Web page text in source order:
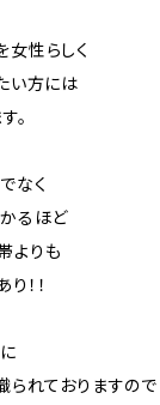
性らしく
い方には
。
なく
るほど
よりも
！！
られておりますので